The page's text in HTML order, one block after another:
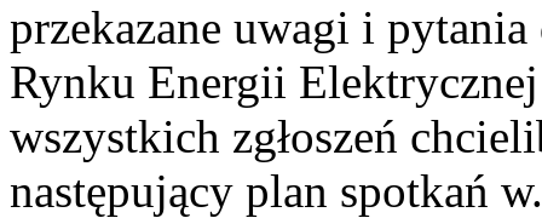
przekazane uwagi i
Rynku Energii
wszystkich zgłoszeń
następujący plan spotkań